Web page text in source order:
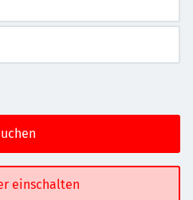
einschalten